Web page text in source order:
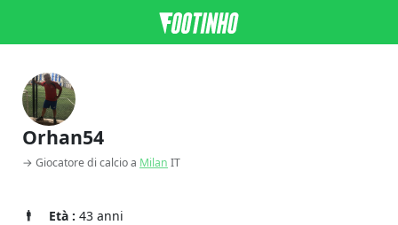
Orhan54
→ Giocatore di calcio a Milan IT
Età : 43 anni